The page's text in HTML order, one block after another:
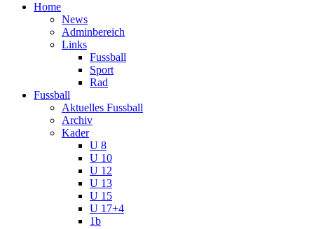
Home
News
Adminbereich
Links
Fussball
Sport
Rad
Fussball
Aktuelles Fussball
Archiv
Kader
U 8
U 10
U 12
U 13
U 15
U 17+4
1b